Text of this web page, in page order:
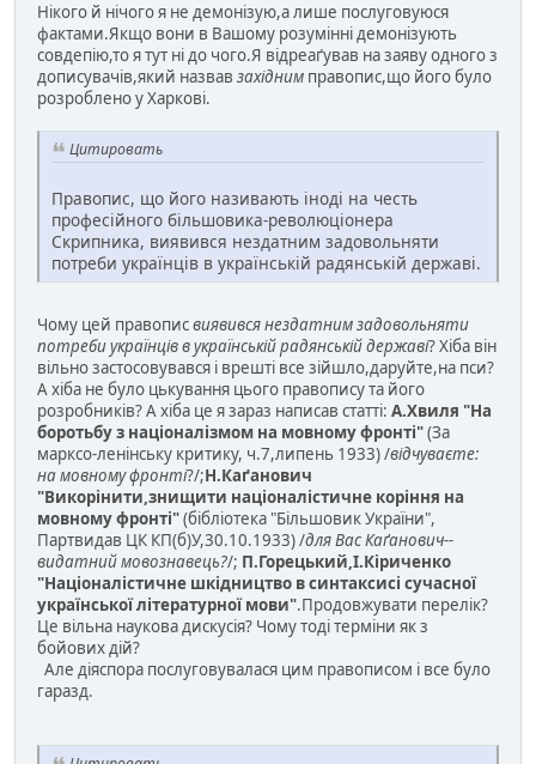
Нікого й нічого я не демонізую,а лише послуговуюся
фактами.Якщо вони в Вашому розумінні демонізують
совдепію,то я тут ні до чого.Я відреаґував на заяву одного з
дописувачів,який назвав західним правопис,що його було
розроблено у Харкові.
Цитировать
Правопис, що його називають іноді на честь
професійного більшовика-революціонера
Скрипника, виявився нездатним задовольняти
потреби українців в українській радянській державі.
Чому цей правописвиявився нездатним задовольняти
потреби українців в українській радянській державі? Хіба він
вільно застосовувався і врешті все зійшло,даруйте,на пси?
А хіба не було цькування цього правопису та його
розробників? А хіба це я зараз написав статті: А.Хвиля "На
боротьбу з націоналізмом на мовному фронті"(За
марксо-ленінську критику, ч.7,липень 1933) /відчуваєте:
на мовному фронті?/;Н.Каґанович
"Викорінити,знищити націоналістичне коріння на
мовному фронті"(бібліотека "Більшовик України",
Партвидав ЦК КП(б)У,30.10.1933) /для Вас Каґанович--
видатний мовознавець?/; П.Горецький,І.Кіриченко
"Націоналістичне шкідництво в синтаксисі сучасної
української літературної мови".Продовжувати перелік?
Це вільна наукова дискусія? Чому тоді терміни як з
бойових дій?
Але діяспора послуговувалася цим правописом і все було
гаразд.